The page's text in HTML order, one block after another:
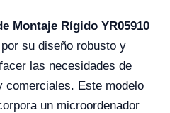
Montaje Rígido YR05910
su diseño robusto y
las necesidades de
comerciales. Este modelo
un microordenador